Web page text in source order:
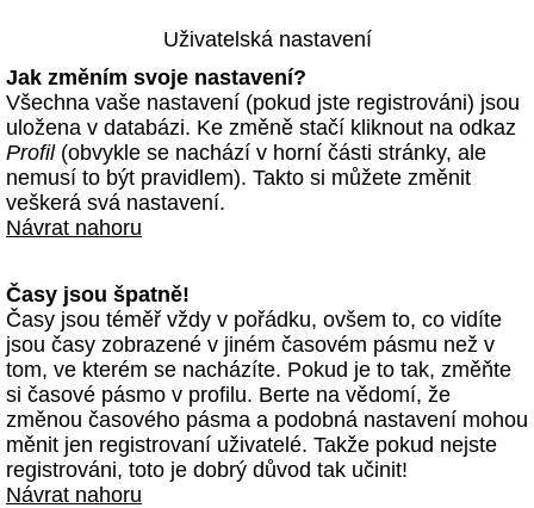
Uživatelská nastavení
Jak změním svoje nastavení?
Všechna vaše nastavení (pokud jste registrováni) jsou
uložena v databázi. Ke změně stačí kliknout na odkaz
Profil(obvykle se nachází v horní části stránky, ale
nemusí to být pravidlem). Takto si můžete změnit
veškerá svá nastavení.
Návrat nahoru
Časy jsou špatně!
Časy jsou téměř vždy v pořádku, ovšem to, co vidíte
jsou časy zobrazené v jiném časovém pásmu než v
tom, ve kterém se nacházíte. Pokud je to tak, změňte
si časové pásmo v profilu. Berte na vědomí, že
změnou časového pásma a podobná nastavení mohou
měnit jen registrovaní uživatelé. Takže pokud nejste
registrováni, toto je dobrý důvod tak učinit!
Návrat nahoru